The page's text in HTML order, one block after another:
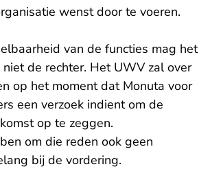
wenst door te voeren.
van de functies mag het
de rechter. Het UWV zal over
op het moment dat Monuta voor
een verzoek indient om de
op te zeggen.
om die reden ook geen
bij de vordering.